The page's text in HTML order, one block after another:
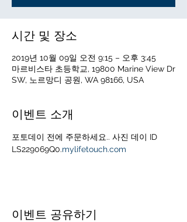
시간 및 장소
2019년 10월 09일 오전 9:15 – 오후 3:45
마르비스타 초등학교, 19800 Marine View Dr
SW, 노르망디 공원, WA 98166, USA
이벤트 소개
포토데이 전에 주문하세요.. 사진 데이 ID
LS229069Q0.mylifetouch.com
이벤트 공유하기